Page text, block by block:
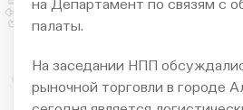
на Департамент по связям с
палаты.
На заседании НПП
рыночной торговли в городе